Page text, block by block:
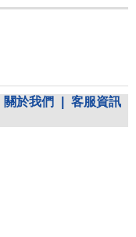
關於我們
客服資訊